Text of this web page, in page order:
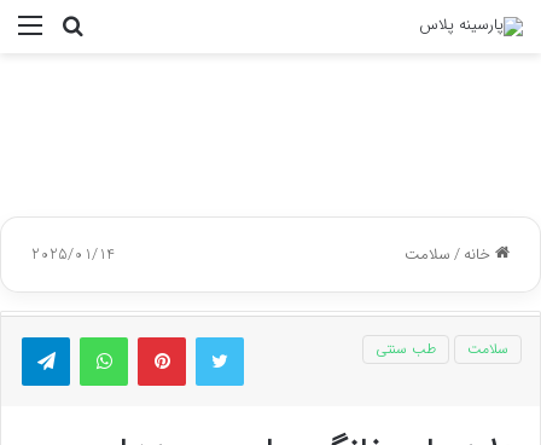
جستجو
خانه/سلامت 2025/01/14
توییتر پینتریستواتس آپ
سلامت طب سنتی